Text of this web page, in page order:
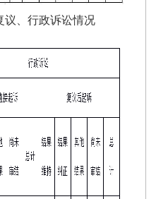
议、行政诉讼情况